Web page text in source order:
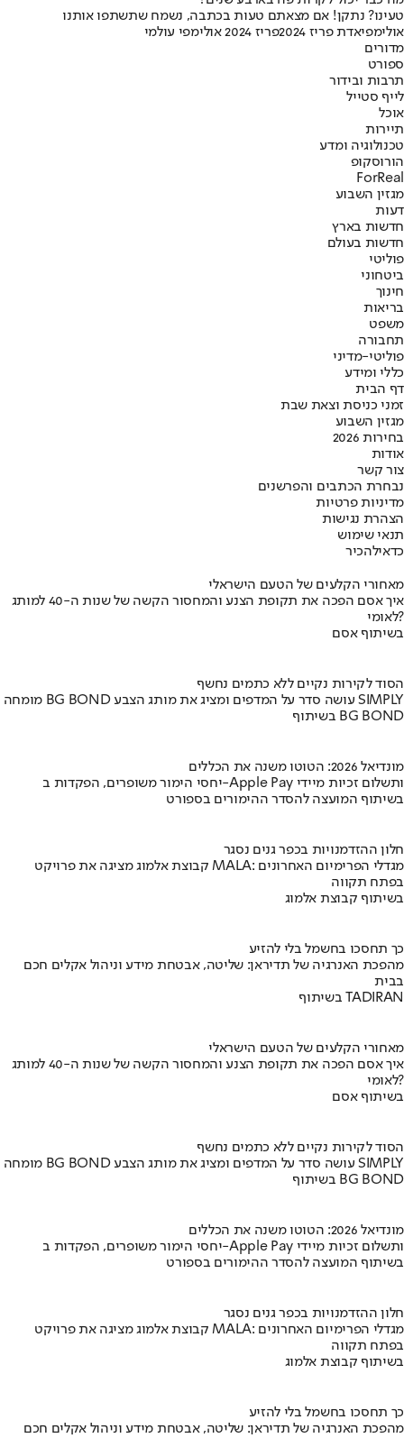
טעינו? נתקן! אם מצאתם טעות בכתבה, נשמח שתשתפו אותנו
אולימפיאדת פריז 2024
פריז 2024 אולימפי עולמי
מדורים
ספורט
תרבות ובידור
לייף סטייל
אוכל
תיירות
טכנולוגיה ומדע
הורוסקופ
ForReal
מגזין השבוע
דעות
חדשות בארץ
חדשות בעולם
פוליטי
ביטחוני
חינוך
בריאות
משפט
תחבורה
פוליטי-מדיני
כללי ומידע
דף הבית
זמני כניסת וצאת שבת
מגזין השבוע
בחירות 2026
אודות
צור קשר
נבחרת הכתבים והפרשנים
מדיניות פרטיות
הצהרת נגישות
תנאי שימוש
כדאילהכיר
מאחורי הקלעים של הטעם הישראלי
איך אסם הפכה את תקופת הצנע והמחסור הקשה של שנות ה-40 למותג
לאומי?
בשיתוף אסם
הסוד לקירות נקיים ללא כתמים נחשף
מומחה BG BOND עושה סדר על המדפים ומציג את מותג הצבע SIMPLY
בשיתוף BG BOND
מונדיאל 2026: הטוטו משנה את הכללים
יחסי הימור משופרים, הפקדות ב-Apple Pay ותשלום זכיות מיידי
בשיתוף המועצה להסדר ההימורים בספורט
חלון ההזדמנויות בכפר גנים נסגר
קבוצת אלמוג מציגה את פרויקט MALA: מגדלי הפרימיום האחרונים
בפתח תקווה
בשיתוף קבוצת אלמוג
כך תחסכו בחשמל בלי להזיע
מהפכת האנרגיה של תדיראן: שליטה, אבטחת מידע וניהול אקלים חכם
בבית
בשיתוף TADIRAN
מאחורי הקלעים של הטעם הישראלי
איך אסם הפכה את תקופת הצנע והמחסור הקשה של שנות ה-40 למותג
לאומי?
בשיתוף אסם
הסוד לקירות נקיים ללא כתמים נחשף
מומחה BG BOND עושה סדר על המדפים ומציג את מותג הצבע SIMPLY
בשיתוף BG BOND
מונדיאל 2026: הטוטו משנה את הכללים
יחסי הימור משופרים, הפקדות ב-Apple Pay ותשלום זכיות מיידי
בשיתוף המועצה להסדר ההימורים בספורט
חלון ההזדמנויות בכפר גנים נסגר
קבוצת אלמוג מציגה את פרויקט MALA: מגדלי הפרימיום האחרונים
בפתח תקווה
בשיתוף קבוצת אלמוג
כך תחסכו בחשמל בלי להזיע
מהפכת האנרגיה של תדיראן: שליטה, אבטחת מידע וניהול אקלים חכם